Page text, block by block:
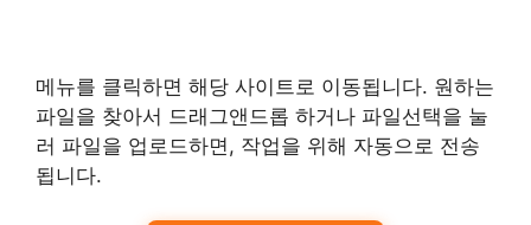
메뉴를 클릭하면 해당 사이트로 이동됩니다. 원하는
파일을 찾아서 드래그앤드롭 하거나 파일선택을 눌
러 파일을 업로드하면, 작업을 위해 자동으로 전송
됩니다.